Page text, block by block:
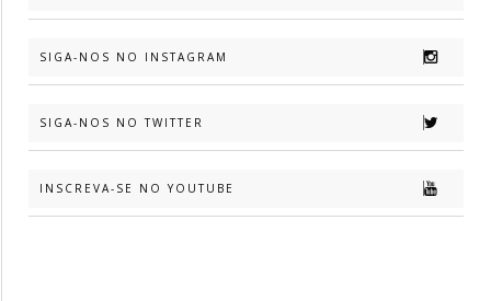
SIGA-NOS NO INSTAGRAM
SIGA-NOS NO TWITTER
INSCREVA-SE NO YOUTUBE